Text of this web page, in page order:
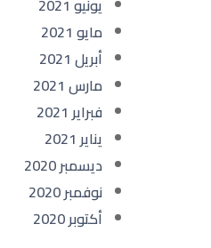
مايو 2021
أبريل 2021
مارس 2021
فبراير 2021
يناير 2021
ديسمبر 2020
نوفمبر 2020
أكتوبر 2020